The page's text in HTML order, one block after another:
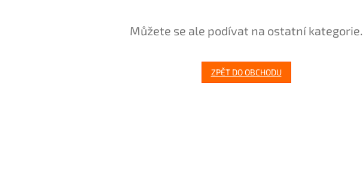
Můžete se ale podívat na ostatní kategorie.
ZPĚT DO OBCHODU